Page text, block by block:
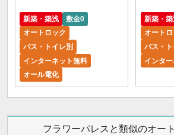
新築・築浅
敷金0
オートロック
バス・トイレ別
インターネット無料
オール電化
新築・築
オート
バス・ト
インタ
フラワーパレスと類似のオー